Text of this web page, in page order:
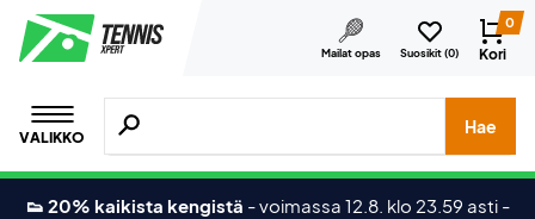
Mailat opas Suosikit (0)
0
Kori
VALIKKO
Hae tuotteita, merkkejä jne.
Hae
👟 20% kaikista kengistä -voimassa 12.8. klo 23.59 asti -